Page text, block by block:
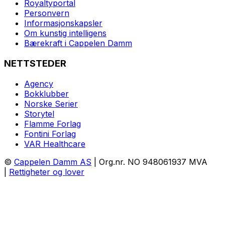
Royaltyportal
Personvern
Informasjonskapsler
Om kunstig intelligens
Bærekraft i Cappelen Damm
NETTSTEDER
Agency
Bokklubber
Norske Serier
Storytel
Flamme Forlag
Fontini Forlag
VAR Healthcare
© Cappelen Damm AS | Org.nr. NO 948061937 MVA
Rettigheter og lover